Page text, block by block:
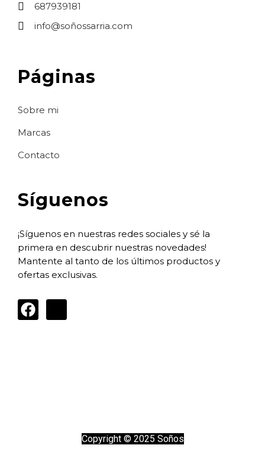
687939181
info@soñossarria.com
Páginas
Sobre mi
Marcas
Contacto
Síguenos
¡Síguenos en nuestras redes sociales y sé la
primera en descubrir nuestras novedades!
Mantente al tanto de los últimos productos y
ofertas exclusivas.
Copyright © 2025 Soños